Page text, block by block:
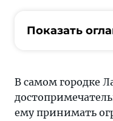
Показать
В самом городке
ему принимать